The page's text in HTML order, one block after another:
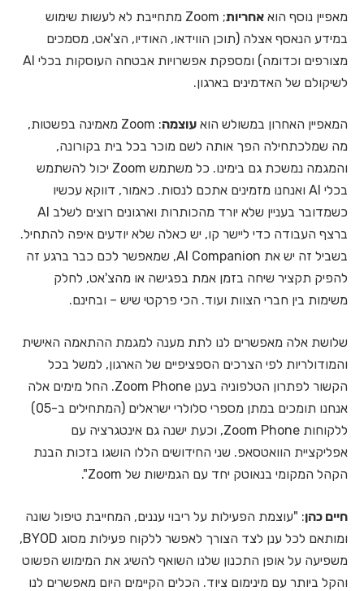
מאפיין נוסף הוא אחריות
; Zoom מתחייבת לא לעשות שימוש
במידע הנאסף אצלה (תוכן הווידאו, האודיו, הצ'אט, מסמכים
מצורפים וכדומה) ומספקת אפשרויות אבטחה העוסקות בכלי AI
לשיקולם של האדמינים בארגון.
המאפיין האחרון במשולש הוא עוצמה
: Zoom מאמינה בפשטות,
מה שמלכתחילה הפך אותה לשם מוכר בכל בית בקורונה,
והמגמה נמשכת גם בימינו. כל משתמש Zoom יכול להשתמש
בכלי AI ואנחנו מזמינים אתכם לנסות. כאמור, דווקא עכשיו
כשמדובר בעניין שלא יורד מהכותרות וארגונים רוצים לשלב AI
ברצף העבודה כדי ליישר קו, יש כאלה שלא יודעים איפה להתחיל.
בשביל זה יש את AI Companion, שמאפשר לכם כבר ברגע זה
להפיק תקציר שיחה בזמן אמת בפגישה או מהצ'אט, לחלק
משימות בין חברי הצוות ועוד. הכי פרקטי שיש – ובחינם.
שלושת אלה מאפשרים לנו לתת מענה למגמת ההתאמה האישית
והמודולריות לפי הצרכים הספציפיים של הארגון, למשל בכל
הקשור לפתרון הטלפוניה בענן Zoom Phone. החל מימים אלה
אנחנו תומכים במתן מספרי סלולרי ישראלים (המתחילים ב-05)
ללקוחות Zoom Phone, וכעת ישנה גם אינטגרציה עם
אפליקציית הוואטסאפ. שני החידושים הללו הושגו בזכות הבנת
הקהל המקומי בנאוטק יחד עם הגמישות של Zoom".
חיים כהן: "עוצמת הפעילות על ריבוי עננים, המחייבת טיפול שונה
ומותאם לכל ענן לצד הצורך לאפשר ללקוח פעילות מסוג BYOD,
משפיעה על אופן התכנון שלנו השואף להשיג את המימוש הפשוט
והקל ביותר עם מינימום ציוד. הכלים הקיימים היום מאפשרים לנו